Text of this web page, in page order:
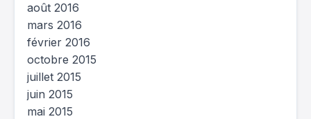
août 2016
mars 2016
février 2016
octobre 2015
juillet 2015
juin 2015
mai 2015